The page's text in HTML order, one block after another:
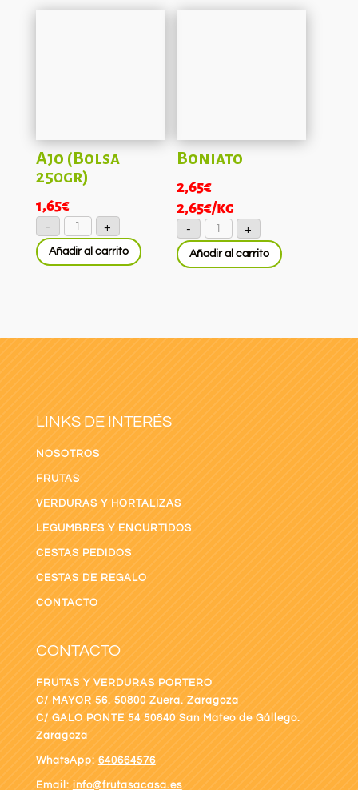
Ajo (Bolsa
250gr)
1,65€
-
Ajo
(Bolsa
250gr)
cantidad
+
Añadir al carrito
Boniato
2,65€
2,65€/kg
-
Boniato
cantidad+
Añadir al carrito
LINKS DE INTERÉS
NOSOTROS
FRUTAS
VERDURAS Y HORTALIZAS
LEGUMBRES Y ENCURTIDOS
CESTAS PEDIDOS
CESTAS DE REGALO
CONTACTO
CONTACTO
FRUTAS Y VERDURAS PORTERO
C/ MAYOR 56. 50800 Zuera. Zaragoza
C/ GALO PONTE 54 50840 San Mateo de Gállego.
Zaragoza
WhatsApp: 640664576
Email: info@frutasacasa.es